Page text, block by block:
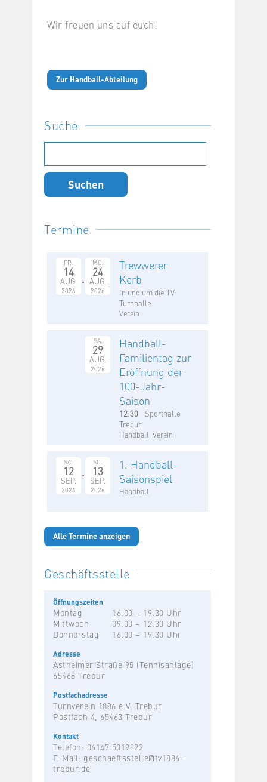
Wir freuen uns auf euch!
Zur Handball-Abteilung
Suche
nach:
Termine
FR.
14
AUG.
2026
MO.
24
AUG.
2026
Trewwerer
Kerb
In und um die TV
Turnhalle
Verein
SA.
29
AUG.
2026
Handball-
Familientag zur
Eröffnung der
100-Jahr-
Saison
12:30
Sporthalle
Trebur
Handball, Verein
SA.
12
SEP.
2026
SO.
13
SEP.
2026
1. Handball-
Saisonspiel
Handball
Alle Termine anzeigen
Geschäftsstelle
Öffnungszeiten
Montag
16.00 – 19.30 Uhr
Mittwoch
09.00 – 12.30 Uhr
Donnerstag
16.00 – 19.30 Uhr
Adresse
Astheimer Straße 95 (Tennisanlage)
65468 Trebur
Postfachadresse
Turnverein 1886 e.V. Trebur
Postfach 4, 65463 Trebur
Kontakt
Telefon: 06147 5019822
E-Mail: geschaeftsstelle@tv1886-
trebur.de